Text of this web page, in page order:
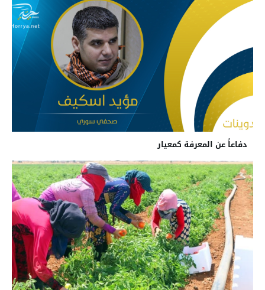
دفاعاً عن المعرفة كمعيار